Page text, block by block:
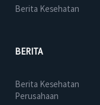
Berita Kesehatan
BERITA
Berita Kesehatan
Perusahaan